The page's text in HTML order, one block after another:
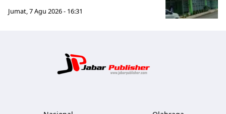
Jumat, 7 Agu 2026 - 16:31